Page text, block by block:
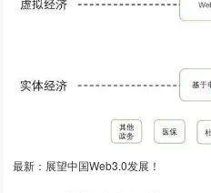
最新：展望中国Web3.0发展！